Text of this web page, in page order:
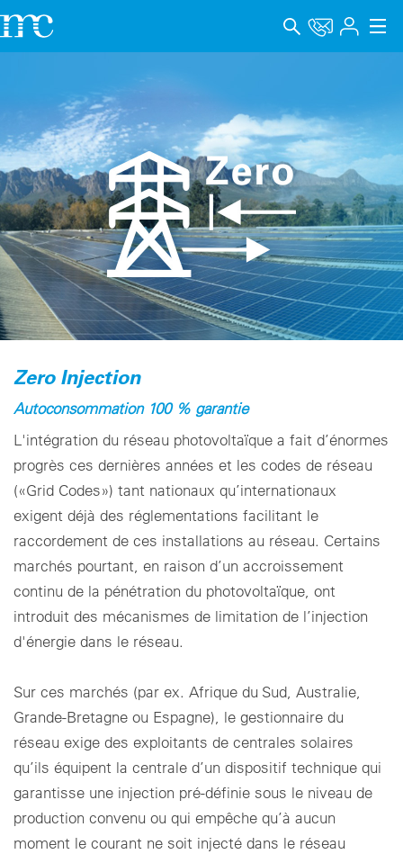
Produits
Support & Formation
Entreprise
Carrière
Langue
Mentions légales
Paramètres des cookies
Zero Injection
Autoconsommation 100 % garantie
L'intégration du réseau photovoltaïque a fait d’énormes
progrès ces dernières années et les codes de réseau
(«Grid Codes») tant nationaux qu’internationaux
exigent déjà des réglementations facilitant le
raccordement de ces installations au réseau. Certains
marchés pourtant, en raison d’un accroissement
continu de la pénétration du photovoltaïque, ont
introduit des mécanismes de limitation de l’injection
d'énergie dans le réseau.
Sur ces marchés (par ex. Afrique du Sud, Australie,
Grande-Bretagne ou Espagne), le gestionnaire du
réseau exige des exploitants de centrales solaires
qu’ils équipent la centrale d’un dispositif technique qui
garantisse une injection pré-définie sous le niveau de
production convenu ou qui empêche qu’à aucun
moment le courant ne soit injecté dans le réseau